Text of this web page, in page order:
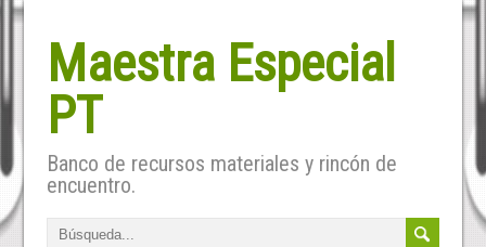
Maestra Especial
PT
Banco de recursos materiales y rincón de
encuentro.